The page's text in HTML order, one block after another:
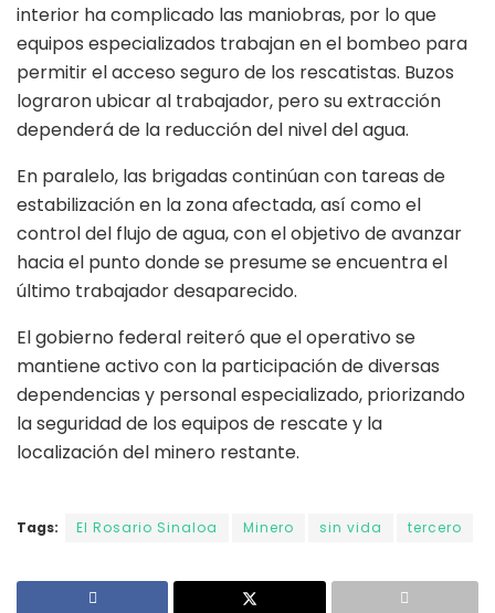
interior ha complicado las maniobras, por lo que
equipos especializados trabajan en el bombeo para
permitir el acceso seguro de los rescatistas. Buzos
lograron ubicar al trabajador, pero su extracción
dependerá de la reducción del nivel del agua.
En paralelo, las brigadas continúan con tareas de
estabilización en la zona afectada, así como el
control del flujo de agua, con el objetivo de avanzar
hacia el punto donde se presume se encuentra el
último trabajador desaparecido.
El gobierno federal reiteró que el operativo se
mantiene activo con la participación de diversas
dependencias y personal especializado, priorizando
la seguridad de los equipos de rescate y la
localización del minero restante.
Tags: El Rosario Sinaloa Minero sin vida tercero